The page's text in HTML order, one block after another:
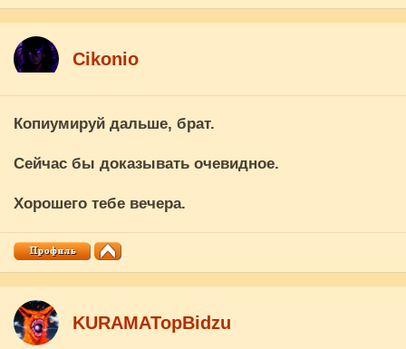
Cikоnio
Копиумируй дальше, брат.
Сейчас бы доказывать очевидное.
Хорошего тебе вечера.
KURAMATopBidzu